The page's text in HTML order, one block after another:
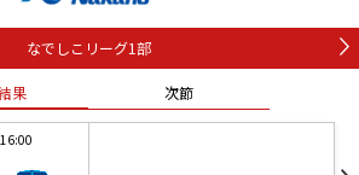
なでしこリーグ1部
果 次節